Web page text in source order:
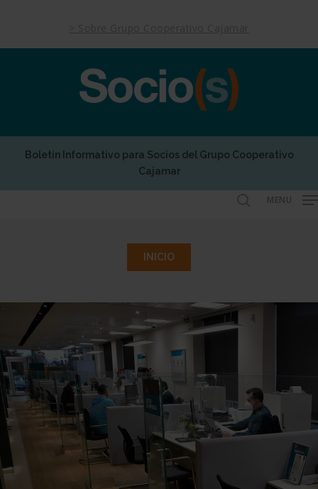
main
Boletín Informativo para Socios del Grupo Cooperativo
Cajamar
MENU
INICIO